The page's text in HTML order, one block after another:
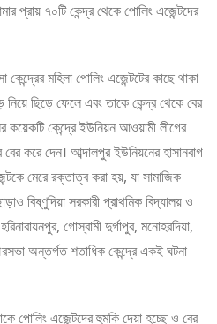
প্রায় ৭০টি কেন্দ্র থেকে পোলিং এজেন্টদের
মহিলা পোলিং এজেন্টটের কাছে থাকা
ছিড়ে ফেলে এবং তাকে কেন্দ্র থেকে বের
কয়েকটি কেন্দ্রে ইউনিয়ন আওয়ামী লীগের
করে দেন। আব্দালপুর ইউনিয়নের হাসানবাগ
মেরে রক্তাত্ব করা হয়, যা সামাজিক
বিষ্ণুদিয়া সরকারী প্রাথমিক বিদ্যালয় ও
গোস্বামী দুর্গাপুর, মনোহরদিয়া,
অন্তর্গত শতাধিক কেন্দ্রে একই ঘটনা
পোলিং এজেন্টদের হুমকি দেয়া হচ্ছে ও বের